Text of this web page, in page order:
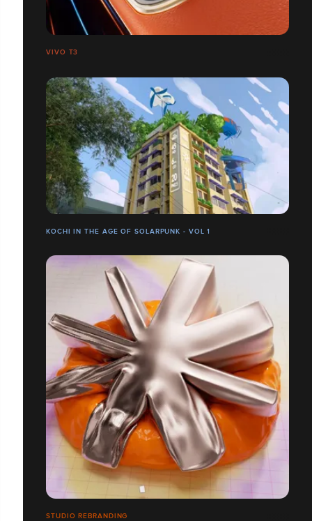
VIVO T3
KOCHI IN THE AGE OF SOLARPUNK - VOL 1
STUDIO REBRANDING